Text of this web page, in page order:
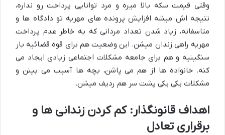
وقتی قیمت سکه بالا میره و مرد توانایی پرداخت رو نداره،
نتیجه اش میشه افزایش پرونده های مهریه تو دادگاه ها و
متاسفانه، زیاد شدن تعداد مردانی که به خاطر عدم پرداخت
مهریه راهی زندان میشن. این وضعیت هم برای قوه قضائیه بار
سنگینیه و هم برای جامعه مشکلات اجتماعی زیادی ایجاد می
کنه. خانواده ها از هم می پاشن، بچه ها آسیب می بینن و
مشکلات یکی یکی پشت سر هم ردیف میشن.
اهداف قانونگذار: کم کردن زندانی ها و
برقراری تعادل